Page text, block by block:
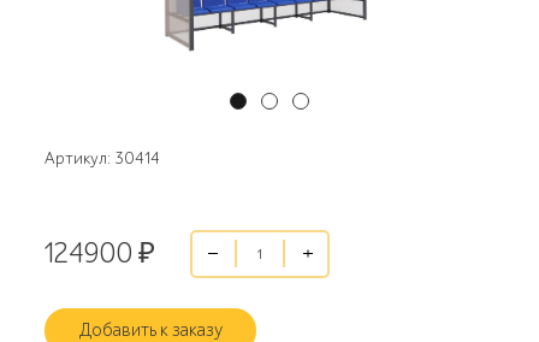
Артикул: 30414
124900 ₽
Добавить к заказу